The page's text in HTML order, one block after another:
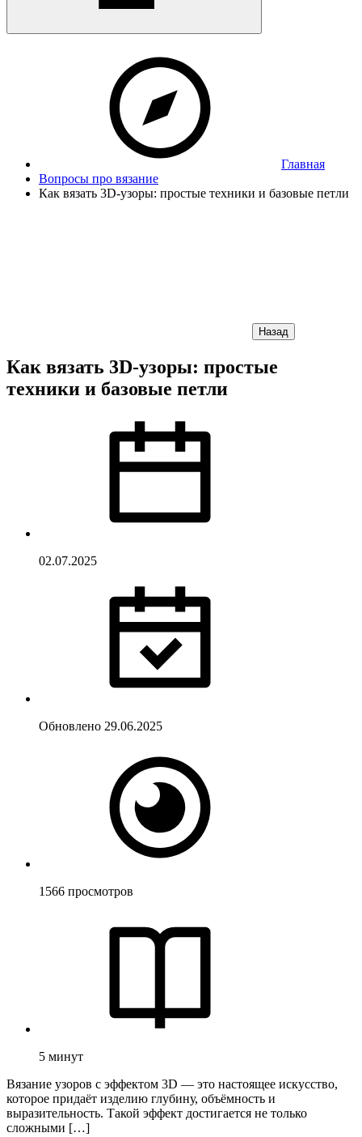
Главная
Вопросы про вязание
Как вязать 3D-узоры: простые техники и базовые петли
Назад
Как вязать 3D-узоры: простые
техники и базовые петли
02.07.2025
Обновлено 29.06.2025
1566 просмотров
5 минут
Вязание узоров с эффектом 3D — это настоящее искусство,
которое придаёт изделию глубину, объёмность и
выразительность. Такой эффект достигается не только
сложными […]